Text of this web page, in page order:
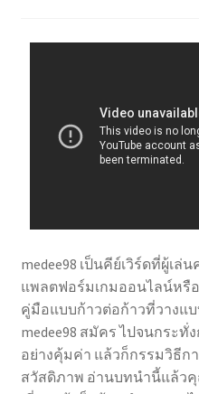
medee98 เป็นคีย์เวิร์ดที่ผู้เ
แพลตฟอร์มเกมออนไลน์หรื
คู่มือแบบก้าวต่อก้าวที่วางแ
medee98 สมัคร ไปจนกระทั่
อย่างคุ้มค่า แล้วก็กรรมวิธีกา
สวัสดิภาพ อ่านบทนำนี้แล้ว